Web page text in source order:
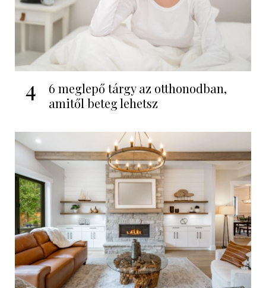
4
6 meglepő tárgy az otthonodban,
amitől beteg lehetsz